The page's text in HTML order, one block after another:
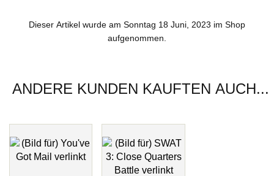
Dieser Artikel wurde am Sonntag 18 Juni, 2023 im Shop
aufgenommen.
ANDERE KUNDEN KAUFTEN AUCH...